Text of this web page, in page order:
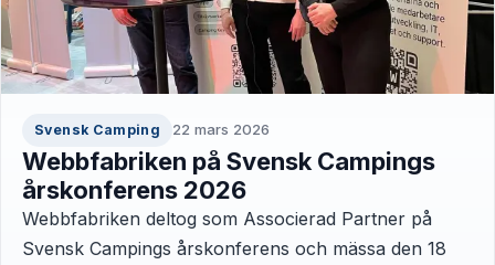
Svensk Camping 22 mars 2026
Webbfabriken på Svensk Campings
årskonferens 2026
Webbfabriken deltog som Associerad Partner på
Svensk Campings årskonferens och mässa den 18